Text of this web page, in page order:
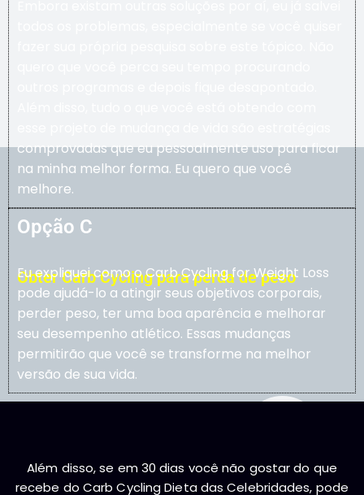
comprovadas que eu pessoalmente uso para ficar
na minha melhor forma. Eu quero que você
melhore.
Opção C
Obter Carb Cycling para perda de peso
Eu expliquei como o Carb Cycling for Weight Loss
pode ajudá-lo a atingir seus objetivos corporais,
perder peso, ter uma boa aparência e melhorar
seu desempenho atlético. Essas mudanças
permitirão que você se transforme na melhor
versão de sua vida.
Além disso, se em 30 dias você não gostar do que
recebe do Carb Cycling Dieta das Celebridades, pode